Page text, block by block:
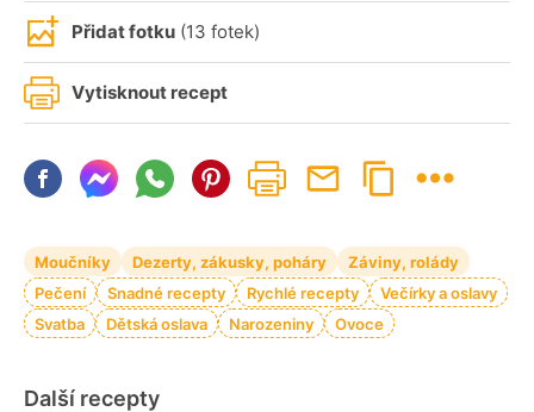
Přidat fotku (13 fotek)
Vytisknout recept
Moučníky Dezerty, zákusky, poháry
Záviny, rolády
Pečení
Snadné recepty Rychlé recepty
Večírky a oslavy
Svatba
Dětská oslava Narozeniny Ovoce
Další recepty